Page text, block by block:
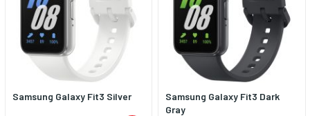
Samsung Galaxy Fit3 Silver
Samsung Galaxy Fit3 Dark
Gray